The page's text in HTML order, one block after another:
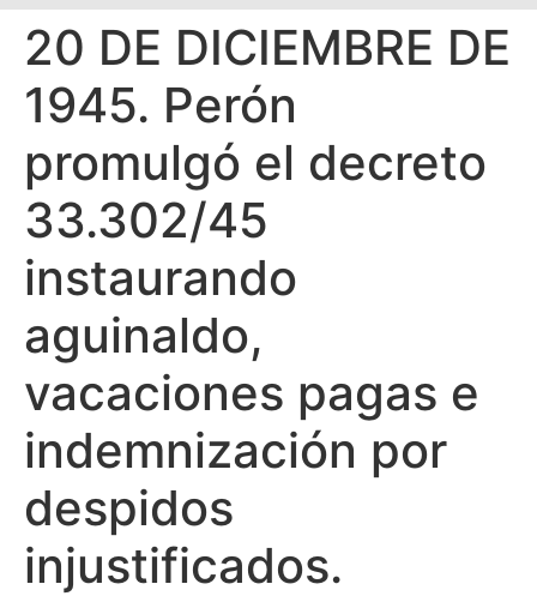
20 DE DICIEMBRE DE
1945. Perón
promulgó el decreto
33.302/45
instaurando
aguinaldo,
vacaciones pagas e
indemnización por
despidos
injustificados.